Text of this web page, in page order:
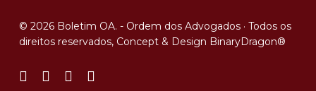
© 2026 Boletim OA. - Ordem dos Advogados · Todos os
direitos reservados, Concept & Design BinaryDragon®
facebooklinkedinyoutubeinstagram